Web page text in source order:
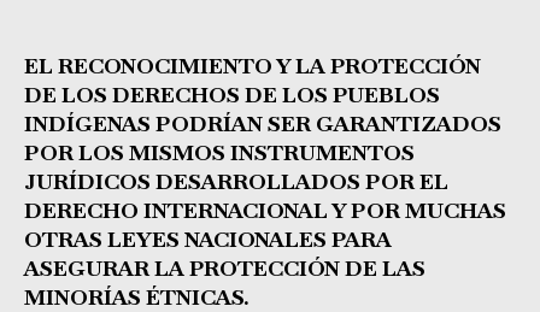
EL RECONOCIMIENTO Y LA PROTECCIÓN
DE LOS DERECHOS DE LOS PUEBLOS
INDÍGENAS PODRÍAN SER GARANTIZADOS
POR LOS MISMOS INSTRUMENTOS
JURÍDICOS DESARROLLADOS POR EL
DERECHO INTERNACIONAL Y POR MUCHAS
OTRAS LEYES NACIONALES PARA
ASEGURAR LA PROTECCIÓN DE LAS
MINORÍAS ÉTNICAS.